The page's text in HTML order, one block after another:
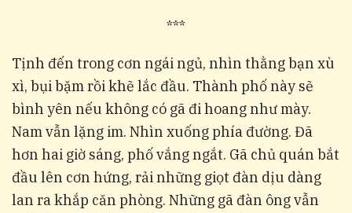
***
Tịnh đến trong cơn ngái ngủ, nhìn thằng bạn xù
xì, bụi bặm rồi khẽ lắc đầu. Thành phố này sẽ
bình yên nếu không có gã đi hoang như mày.
Nam vẫn lặng im. Nhìn xuống phía đường. Đã
hơn hai giờ sáng, phố vắng ngắt. Gã chủ quán bắt
đầu lên cơn hứng, rải những giọt đàn dịu dàng
lan ra khắp căn phòng. Những gã đàn ông vẫn